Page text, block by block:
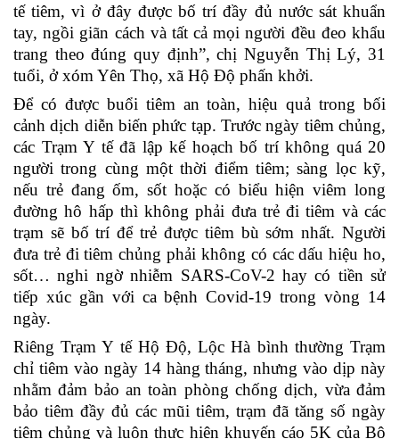
tế tiêm, vì ở đây được bố trí đầy đủ nước sát khuẩn
tay, ngồi giãn cách và tất cả mọi người đều đeo khẩu
trang theo đúng quy định”, chị Nguyễn Thị Lý, 31
tuổi, ở xóm Yên Thọ, xã Hộ Độ phấn khởi.
Để có được buổi tiêm an toàn, hiệu quả trong bối
cảnh dịch diễn biến phức tạp. Trước ngày tiêm chủng,
các Trạm Y tế đã lập kế hoạch bố trí không quá 20
người trong cùng một thời điểm tiêm; sàng lọc kỹ,
nếu trẻ đang ốm, sốt hoặc có biểu hiện viêm long
đường hô hấp thì không phải đưa trẻ đi tiêm và các
trạm sẽ bố trí để trẻ được tiêm bù sớm nhất. Người
đưa trẻ đi tiêm chủng phải không có các dấu hiệu ho,
sốt… nghi ngờ nhiễm SARS-CoV-2 hay có tiền sử
tiếp xúc gần với ca bệnh Covid-19 trong vòng 14
ngày.
Riêng Trạm Y tế Hộ Độ, Lộc Hà bình thường Trạm
chỉ tiêm vào ngày 14 hàng tháng, nhưng vào dịp này
nhằm đảm bảo an toàn phòng chống dịch, vừa đảm
bảo tiêm đầy đủ các mũi tiêm, trạm đã tăng số ngày
tiêm chủng và luôn thực hiện khuyến cáo 5K của Bộ